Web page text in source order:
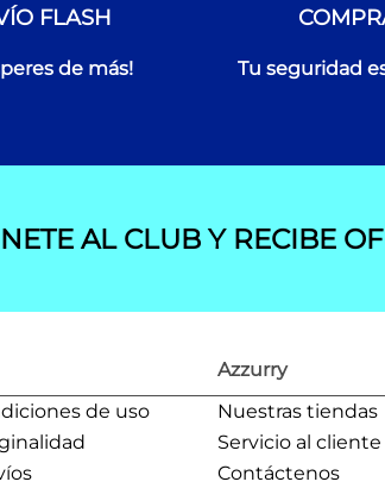
FLASH
de más! Tu seguridad
AL CLUB Y RECIBE
de uso
Azzurry
Nuestras tiendas
Servicio al cliente
Contáctenos